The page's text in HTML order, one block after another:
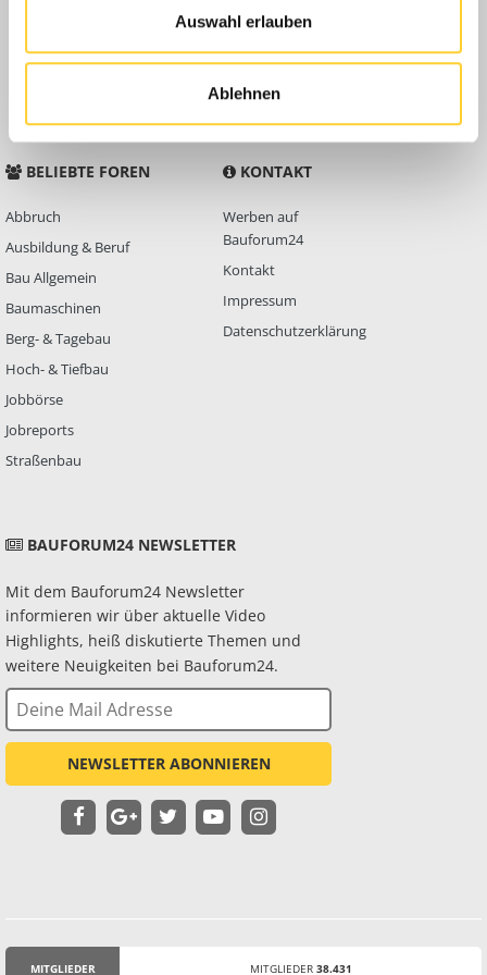
Auswahl erlauben
Ablehnen
Anleitungen
FAQ
Community Regeln
BELIEBTE FOREN
Abbruch
Ausbildung & Beruf
Bau Allgemein
Baumaschinen
Berg- & Tagebau
Hoch- & Tiefbau
Jobbörse
Jobreports
Straßenbau
KONTAKT
Werben auf
Bauforum24
Kontakt
Impressum
Datenschutzerklärung
BAUFORUM24 NEWSLETTER
Mit dem Bauforum24 Newsletter
informieren wir über aktuelle Video
Highlights, heiß diskutierte Themen und
weitere Neuigkeiten bei Bauforum24.
NEWSLETTER ABONNIEREN
MITGLIEDER MITGLIEDER 38.431